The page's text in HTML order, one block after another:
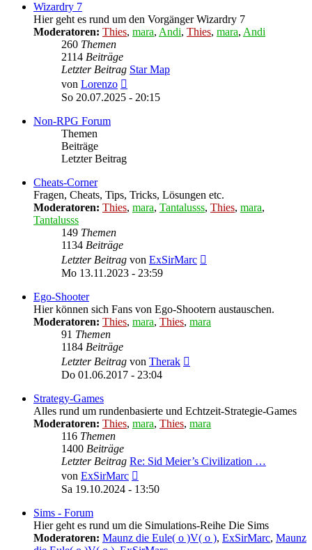
Wizardry 7
Hier geht es rund um den Vorgänger Wizardry 7
Moderatoren: Thies, mara, Andi, Thies, mara, Andi
260 Themen
2114 Beiträge
Letzter Beitrag Star Map
von Lorenzo
Beitrag
So 20.07.2025 - 20:15
Non-RPG Forum
Themen
Beiträge
Letzter Beitrag
Cheats-Corner
Fragen, Cheats, Tips, Tricks, Lösungen etc.
Moderatoren: Thies, mara, Tantalusss, Thies, mara,
Tantalusss
149 Themen
1134 Beiträge
Letzter Beitrag von ExSirMarc
Mo 13.11.2023 - 23:59
Ego-Shooter
Hier können sich Fans von Ego-Shootern austauschen.
Moderatoren: Thies, mara, Thies, mara
91 Themen
1184 Beiträge
Letzter Beitrag von Therak
Do 01.06.2017 - 23:04
Strategy-Games
Alles rund um rundenbasierte und Echtzeit-Strategie-Games
Moderatoren: Thies, mara, Thies, mara
116 Themen
1400 Beiträge
Letzter Beitrag Re: Sid Meier’s Civilization …
von ExSirMarc
Beitrag
Sa 19.10.2024 - 13:50
Sims - Forum
Hier geht es rund um die Simulations-Reihe Die Sims
Moderatoren: Maunz die Eule( o )V( o ), ExSirMarc, Maunz